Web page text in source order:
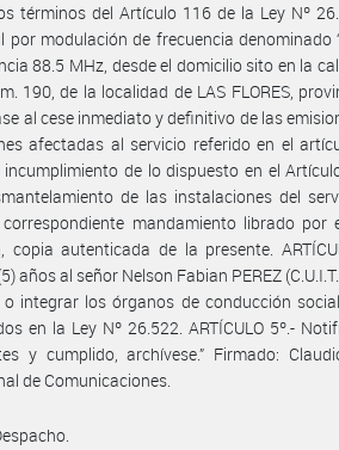
términos del Artículo 116 de la Ley Nº
modulación de frecuencia denominado
88.5 MHz, desde el domicilio sito en la
190, de la localidad de LAS FLORES,
al cese inmediato y definitivo de las
afectadas al servicio referido en el
incumplimiento de lo dispuesto en el
de las instalaciones del
mandamiento librado por
autenticada de la presente.
años al señor Nelson Fabian PEREZ
integrar los órganos de conducción
en la Ley Nº 26.522. ARTÍCULO 5º.-
y cumplido, archívese.” Firmado:
de Comunicaciones.